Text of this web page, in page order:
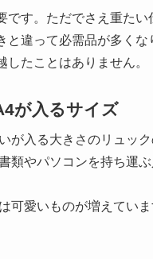
す。ただでさえ重た
違って必需品が多く
たことはありません。
が入るサイズ
が入る大きさのリュッ
類やパソコンを持ち運
可愛いものが増えてい